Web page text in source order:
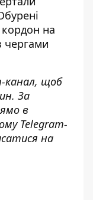
на
чергами
канал, щоб
За
в
Telegram-
на